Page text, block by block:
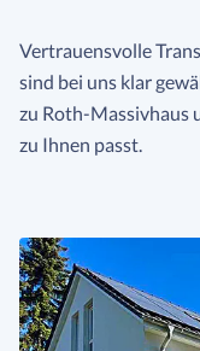
Vertrauensvolle
sind bei uns klar
zu Roth-Massivhaus
zu Ihnen passt.